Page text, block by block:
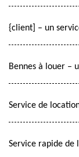
{client] – un
Bennes à louer –
Service de
Service rapide de